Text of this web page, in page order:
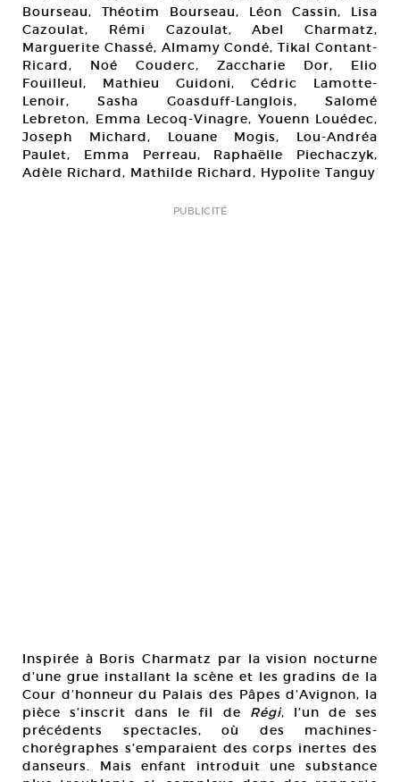
Bourseau, Théotim Bourseau, Léon Cassin, Lisa
Cazoulat, Rémi Cazoulat, Abel Charmatz,
Marguerite Chassé, Almamy Condé, Tikal Contant-
Ricard, Noé Couderc, Zaccharie Dor, Elio
Fouilleul, Mathieu Guidoni, Cédric Lamotte-
Lenoir, Sasha Goasduff-Langlois, Salomé
Lebreton, Emma Lecoq-Vinagre, Youenn Louédec,
Joseph Michard, Louane Mogis, Lou-Andréa
Paulet, Emma Perreau, Raphaëlle Piechaczyk,
Adèle Richard, Mathilde Richard, Hypolite Tanguy
PUBLICITÉ
Inspirée à Boris Charmatz par la vision nocturne
d’une grue installant la scène et les gradins de la
Cour d’honneur du Palais des Pâpes d’Avignon, la
pièce s’inscrit dans le fil de Régi, l’un de ses
précédents spectacles, où des machines-
chorégraphes s’emparaient des corps inertes des
danseurs. Mais enfant introduit une substance